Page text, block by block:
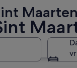
Maarten